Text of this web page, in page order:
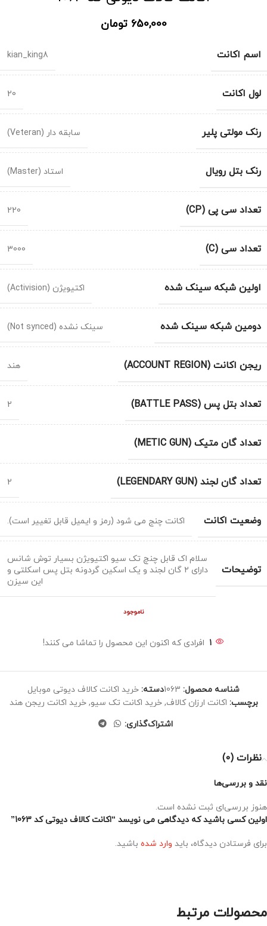
650,000 تومان
اسم اکانت kian_king8
لول اکانت 20
رنک مولتی پلیر سابقه دار (Veteran)
رنک بتل رویال استاد (Master)
تعداد سی پی (CP) 220
تعداد سی (C) 3000
اولین شبکه سینک شده اکتیویژن (Activision)
دومین شبکه سینک شده سینک نشده (Not synced)
ریجن اکانت (ACCOUNT REGION) هند
تعداد بتل پس (BATTLE PASS) 2
تعداد گان متیک (METIC GUN)
تعداد گان لجند (LEGENDARY GUN) 2
وضعیت اکانت اکانت چنج می شود (رمز و ایمیل قابل تغییر است).
توضیحات
سلام اک قابل چنچ تک سیو اکتیویژن بسیار توش شانس
دارای ۲ گان لجند و یک اسکین گردونه بتل پس اسکلتی و
این سیزن
ناموجود
1 افرادی که اکنون این محصول را تماشا می کنند!
شناسه محصول: 1063دسته: خرید اکانت کالاف دیوتی موبایل
برچسب: اکانت ارزان کالاف, خرید اکانت تک سیو, خرید اکانت ریجن هند
اشتراک‌گذاری:
نظرات (0)
نقد و بررسی‌ها
هنوز بررسی‌ای ثبت نشده است.
اولین کسی باشید که دیدگاهی می نویسد “اکانت کالاف دیوتی کد 1063”
برای فرستادن دیدگاه، باید وارد شده باشید.
محصولات مرتبط